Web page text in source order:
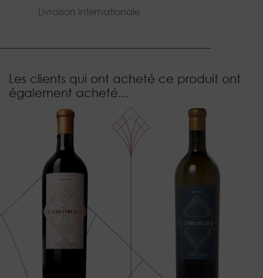
Livraison internationale
Les clients qui ont acheté ce produit ont
également acheté...